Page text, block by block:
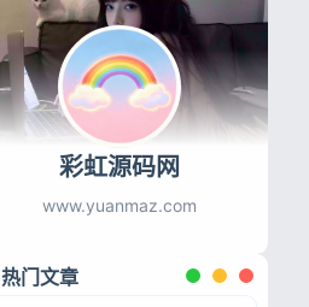
彩虹源码网
www.yuanmaz.com
热门文章